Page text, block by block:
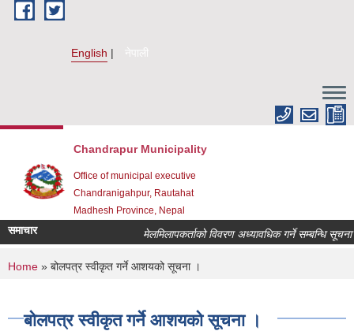
Skip to main content
English नेपाली
Chandrapur Municipality
Office of municipal executive
Chandranigahpur, Rautahat
Madhesh Province, Nepal
समाचार मेलमिलापकर्ताको विवरण अध्यावधिक गर्ने सम्बन्धि सूचना ।
You are here
Home » बोलपत्र स्वीकृत गर्ने आशयको सूचना ।
बोलपत्र स्वीकृत गर्ने आशयको सूचना ।